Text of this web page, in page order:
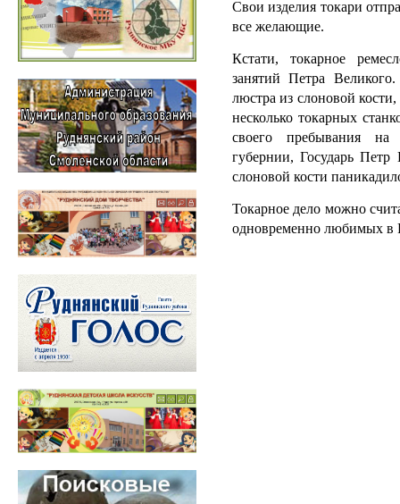
Свои изделия токари
все желающие.
Кстати, токарное
занятий Петра
люстра из слоновой
несколько токарных
своего пребывания
губернии, Государь
слоновой кости
Токарное дело можно
одновременно любимых в